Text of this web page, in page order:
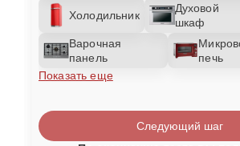
Холодильник
Духовой
шкаф
Варочная
панель
печь
Показать еще
Следующий шаг